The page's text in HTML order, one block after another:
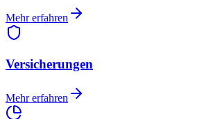
Mehr erfahren
Versicherungen
Mehr erfahren